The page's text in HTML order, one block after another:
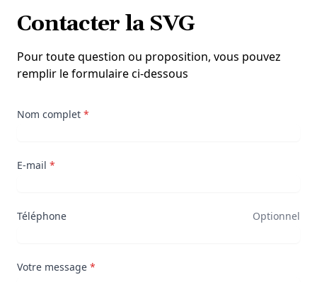
Contacter la SVG
Pour toute question ou proposition, vous pouvez
remplir le formulaire ci-dessous
Nom complet *
E-mail *
Téléphone Optionnel
Votre message *